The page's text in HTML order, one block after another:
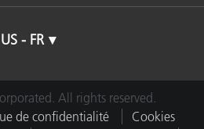
US - FR
All rights reserved.
de confidentialité
Cookies